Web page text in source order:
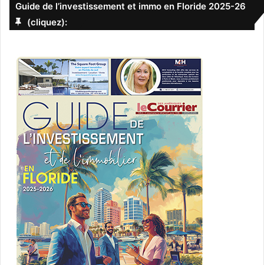
Guide de l’investissement et immo en Floride 2025-26
(cliquez):